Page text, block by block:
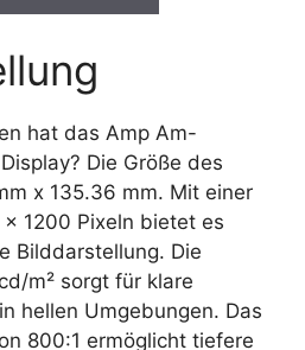
hat das Amp Am-
Die Größe des
x 135.36 mm. Mit einer
1200 Pixeln bietet es
Bilddarstellung. Die
m² sorgt für klare
hellen Umgebungen. Das
800:1 ermöglicht tiefere